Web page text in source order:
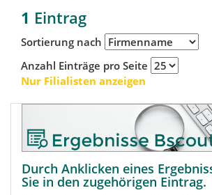
1 Eintrag
Sortierung nach
Anzahl Einträge pro Seite
Nur Filialisten anzeigen
Durch Anklicken eines
Sie in den zugehörigen Eintrag.